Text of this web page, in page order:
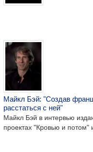
Майкл Бэй: "Создав
расстаться с ней"
Майкл Бэй в интервью
проектах "Кровью и